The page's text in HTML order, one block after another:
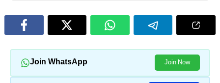
Join WhatsApp Join Now